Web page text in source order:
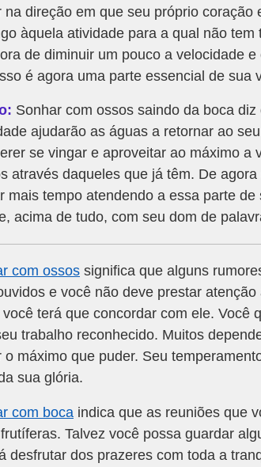
na direção em que seu próprio coração
àquela atividade para a qual não tem
de diminuir um pouco a velocidade
é agora uma parte essencial de sua
Sonhar com ossos saindo da boca
ajudarão as águas a retornar ao
se vingar e aproveitar ao máximo a
através daqueles que já têm. De
mais tempo atendendo a essa parte
acima de tudo, com seu dom de
com ossos significa que alguns
e você não deve prestar
você terá que concordar com ele. Você
trabalho reconhecido. Muitos
o máximo que puder. Seu
sua glória.
com boca indica que as reuniões que
Talvez você possa guardar
desfrutar dos prazeres com toda a